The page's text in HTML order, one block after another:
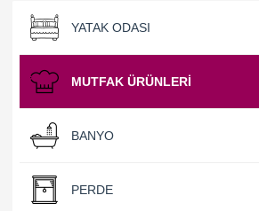
YATAK ODASI
MUTFAK ÜRÜNLERI
BANYO
PERDE